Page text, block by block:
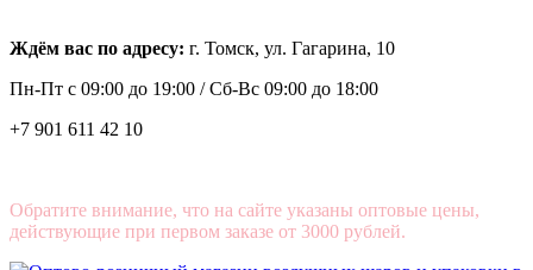
Ждём вас по адресу: г. Томск, ул. Гагарина, 10
Пн-Пт с 09:00 до 19:00 /Сб-Вс 09:00 до 18:00
+7 901 611 42 10
Обратите внимание, что на сайте указаны оптовые цены,
действующие при первом заказе от 3000 рублей.